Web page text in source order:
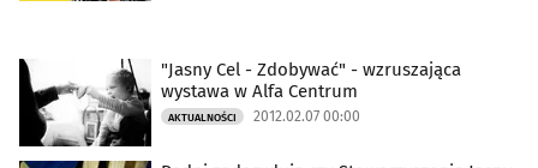
"Jasny Cel - Zdobywać" - wzruszająca
wystawa w Alfa Centrum
AKTUALNOŚCI 2012.02.07 00:00